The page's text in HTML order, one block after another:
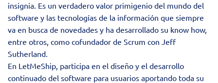
insignia. Es un verdadero valor primigenio del mundo del
software y las tecnologías de la información que siempre
va en busca de novedades y ha desarrollado su know how,
entre otros, como cofundador de Scrum con Jeff
Sutherland.
En LetMeShip, participa en el diseño y el desarrollo
continuado del software para usuarios aportando toda su